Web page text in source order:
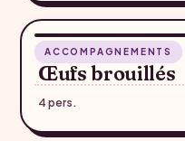
ACCOMPAGNEMENTS
Œufs brouillés
4 pers.